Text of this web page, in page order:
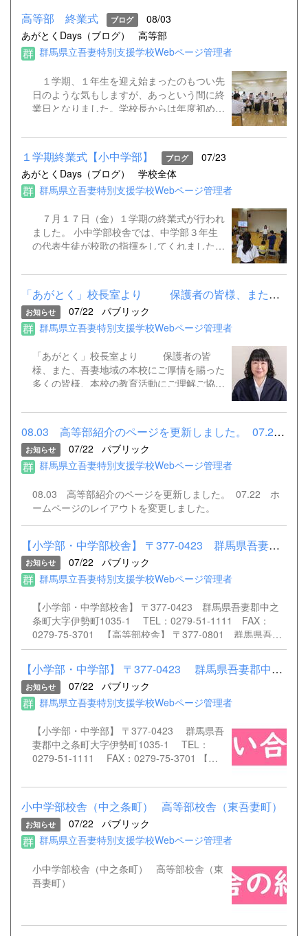
で取り組んできた努力が成果に表れました。
友達、教師、大勢から拍手をもらい照れ笑い
を浮かべていました。
高等部 終業式 ブログ
08/03
あがとくDays（ブログ）
高等部
群馬県立吾妻特別支援学校Webページ管理者
１学期、１年生を迎え始まったのもつい先
日のような気もしますが、あっという間に終
業日となりました。学校長からは年度初めに
談しよう」「一緒に学んで互いに支え合お
う」「新しいことに挑戦しよう」といったこ
とに対して、それぞれの頑張りを感じること
ができたと温かく称えられました。夏休みを
楽しく過ごし、元気に２学期を迎えましょ
１学期終業式【小中学部】 ブログ
07/23
あがとくDays（ブログ）
学校全体
群馬県立吾妻特別支援学校Webページ管理者
７月１７日（金）１学期の終業式が行われ
ました。 小中学部校舎では、中学部３年生
の代表生徒が校歌の指揮をしてくれました。
コンクール、よい歯の学校代表の表彰があ
り、３名の児童生徒が表彰を受けました。
「あがとく」校長室より 保護者の皆様、また、吾妻地域の本...
お知らせ 07/22
パブリック
群馬県立吾妻特別支援学校Webページ管理者
「あがとく」校長室より 保護者の皆
様、また、吾妻地域の本校にご厚情を賜った
多くの皆様、本校の教育活動にご理解ご協力
お力のおかげで、無事１学期の終業日を本日
迎えることができます。 特に本校の保護
者の皆様には、我々教職員一同の教育活動を
信頼していただき、毎日大切なお子様方を
「あがとく」へ送り出していただき、改めて
赴任して早くも４ヶ月が過ぎました。毎朝、
無事に登校してくる児童生徒の元気な姿を目
してきた際は、「帰りまでには、きっとクラ
ス担任や副担任の先生方が元気を注入してく
れるはず！」と心の中で念じました。案の
定、帰りの時刻には、朝の困った顔は笑顔で
下校してくれました。 挨拶を覚えたり、
一日の日程を確認したり、友達と作品を作っ
たり、勉強したり、野菜やお花を植えて面倒
ことが出来る大切な場面でした。勿論、親身
な寄り添いと彼らを「愛される人に育てる」
という情...
08.03 高等部紹介のページを更新しました。 07.22 ホームペー...
お知らせ 07/22
パブリック
群馬県立吾妻特別支援学校Webページ管理者
08.03 高等部紹介のページを更新しました。 07.22 ホ
ームページのレイアウトを変更しました。
【小学部・中学部校舎】 〒377-0423 群馬県吾妻郡中之条町大字伊...
お知らせ 07/22
パブリック
群馬県立吾妻特別支援学校Webページ管理者
【小学部・中学部校舎】 〒377-0423 群馬県吾妻郡中之
条町大字伊勢町1035-1 TEL：0279-51-1111 FAX：
0279-75-3701 【高等部校舎】 〒377-0801 群馬県吾妻
郡東吾妻町原町192 TEL：0279-51-1117 FAX：0279-
51-1118 学校代表メール agatoku-snes@edu-g.gsn.ed.jp【小学部・中学部】 〒377-0423 群馬県吾妻郡中之条町大字伊勢...
お知らせ 07/22
パブリック
群馬県立吾妻特別支援学校Webページ管理者
【小学部・中学部】 〒377-0423 群馬県吾
妻郡中之条町大字伊勢町1035-1 TEL：
0279-51-1111 FAX：0279-75-3701 【高
原町192 TEL：0279-51-1117 FAX：
0279-51-1118 学校代表メール agatoku-
snes@edu-g.gsn.ed.jp
小中学部校舎（中之条町） 高等部校舎（東吾妻町）
お知らせ 07/22
パブリック
群馬県立吾妻特別支援学校Webページ管理者
小中学部校舎（中之条町） 高等部校舎（東
吾妻町）